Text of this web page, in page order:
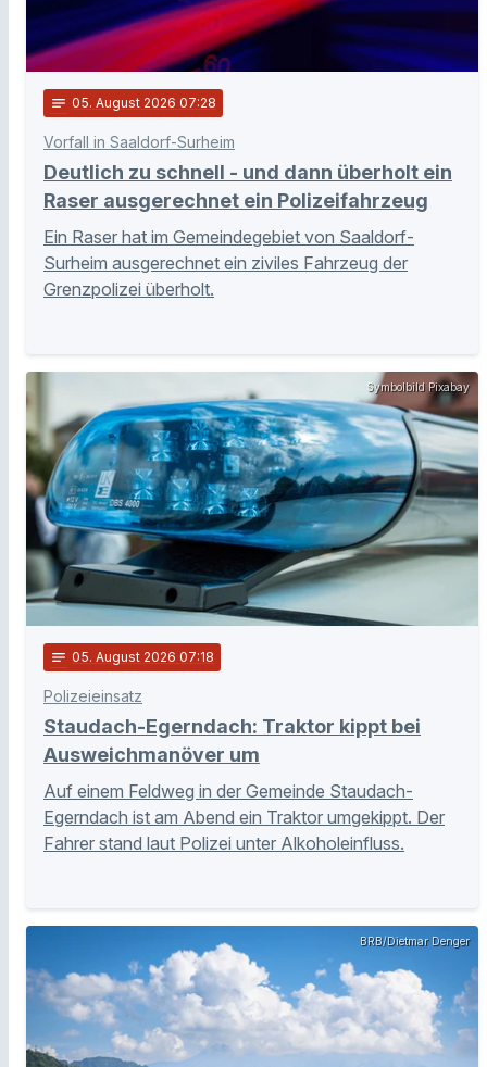
notes 05. August 2026 07:28
Vorfall in Saaldorf-Surheim
Deutlich zu schnell - und dann überholt ein
Raser ausgerechnet ein Polizeifahrzeug
Ein Raser hat im Gemeindegebiet von Saaldorf-
Surheim ausgerechnet ein ziviles Fahrzeug der
Grenzpolizei überholt.
Symbolbild Pixabay
notes 05. August 2026 07:18
Polizeieinsatz
Staudach-Egerndach: Traktor kippt bei
Ausweichmanöver um
Auf einem Feldweg in der Gemeinde Staudach-
Egerndach ist am Abend ein Traktor umgekippt. Der
Fahrer stand laut Polizei unter Alkoholeinfluss.
BRB/Dietmar Denger